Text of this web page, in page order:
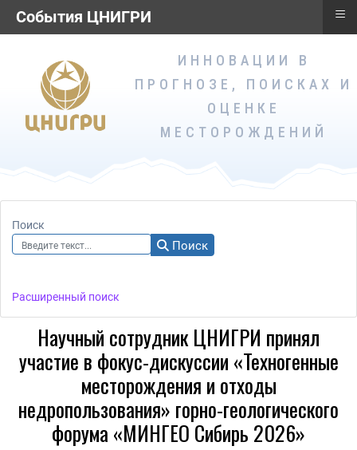
ИННОВАЦИИ В
ПРОГНОЗЕ, ПОИСКАХ И
ОЦЕНКЕ
МЕСТОРОЖДЕНИЙ
Поиск
Поиск
Расширенный поиск
Научный сотрудник ЦНИГРИ принял
участие в фокус-дискуссии «Техногенные
месторождения и отходы
недропользования» горно-геологического
форума «МИНГЕО Сибирь 2026»
События ЦНИГРИ ≡
События ЦНИГРИ ≡